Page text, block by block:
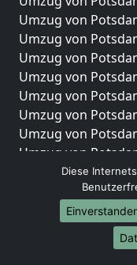
Umzug von
Umzug von
Umzug von
Umzug von
Umzug von
Umzug von
Umzug von
Umzug von
Umzug von
Umzug von
Umzug von
Umzug von
Umzug von
Diese